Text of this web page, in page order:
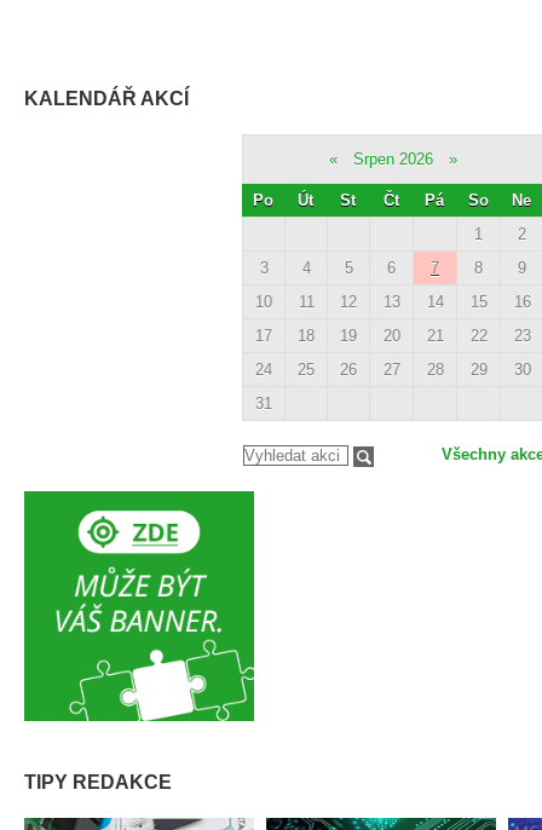
KALENDÁŘ AKCÍ
« Srpen 2026 »
Po Út St Čt Pá So
Ne
1
2
3
4 5 6 7 8
9
10
11 12 13 14 15
16
17
18 19 20 21 22
23
24
25 26 27 28 29
30
31
Všechny
TIPY REDAKCE